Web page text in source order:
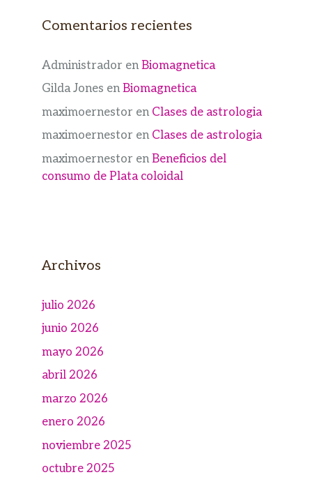
Comentarios recientes
Administrador enBiomagnetica
Gilda Jones enBiomagnetica
maximoernestor en Clases de astrologia
maximoernestor en Clases de astrologia
maximoernestor enBeneficios del
consumo de Plata coloidal
Archivos
julio 2026
junio 2026
mayo 2026
abril 2026
marzo 2026
enero 2026
noviembre 2025
octubre 2025